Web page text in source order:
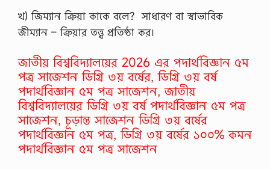
খ) জিম্যান ক্রিয়া কাকে বলে? সাধারণ বা স্বাভাবিক
জীম্যান – ক্রিয়ার তত্ত্ব প্রতিষ্ঠা কর।
জাতীয় বিশ্ববিদ্যালয়ের 2026 এর পদার্থবিজ্ঞান ৫ম
পত্র সাজেশন ডিগ্রি ৩য় বর্ষের, ডিগ্রি ৩য় বর্ষ
পদার্থবিজ্ঞান ৫ম পত্র সাজেশন, জাতীয়
বিশ্ববিদ্যালয়ের ডিগ্রি ৩য় বর্ষ পদার্থবিজ্ঞান ৫ম পত্র
সাজেশন, চূড়ান্ত সাজেশন ডিগ্রি ৩য় বর্ষের
পদার্থবিজ্ঞান ৫ম পত্র, ডিগ্রি ৩য় বর্ষের ১০০% কমন
পদার্থবিজ্ঞান ৫ম পত্র সাজেশন